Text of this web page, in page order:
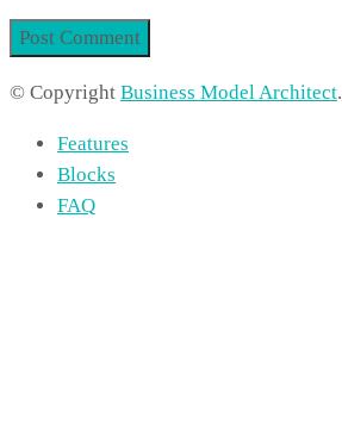
© Copyright Business Model Architect.
Features
Blocks
FAQ